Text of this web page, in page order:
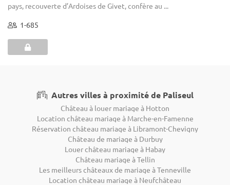
pays, recouverte d’Ardoises de Givet, confère au ...
1-685
Autres villes à proximité de Paliseul
Château à louer mariage à Hotton
Location château mariage à Marche-en-Famenne
Réservation château mariage à Libramont-Chevigny
Château de mariage à Durbuy
Louer château mariage à Habay
Château mariage à Tellin
Les meilleurs châteaux de mariage à Tenneville
Location château mariage à Neufchâteau